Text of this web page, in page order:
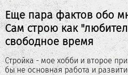
Еще пара фактов обо
Сам строю как
свободное время
Стройка - мое хобби и второе
бы не основная работа и